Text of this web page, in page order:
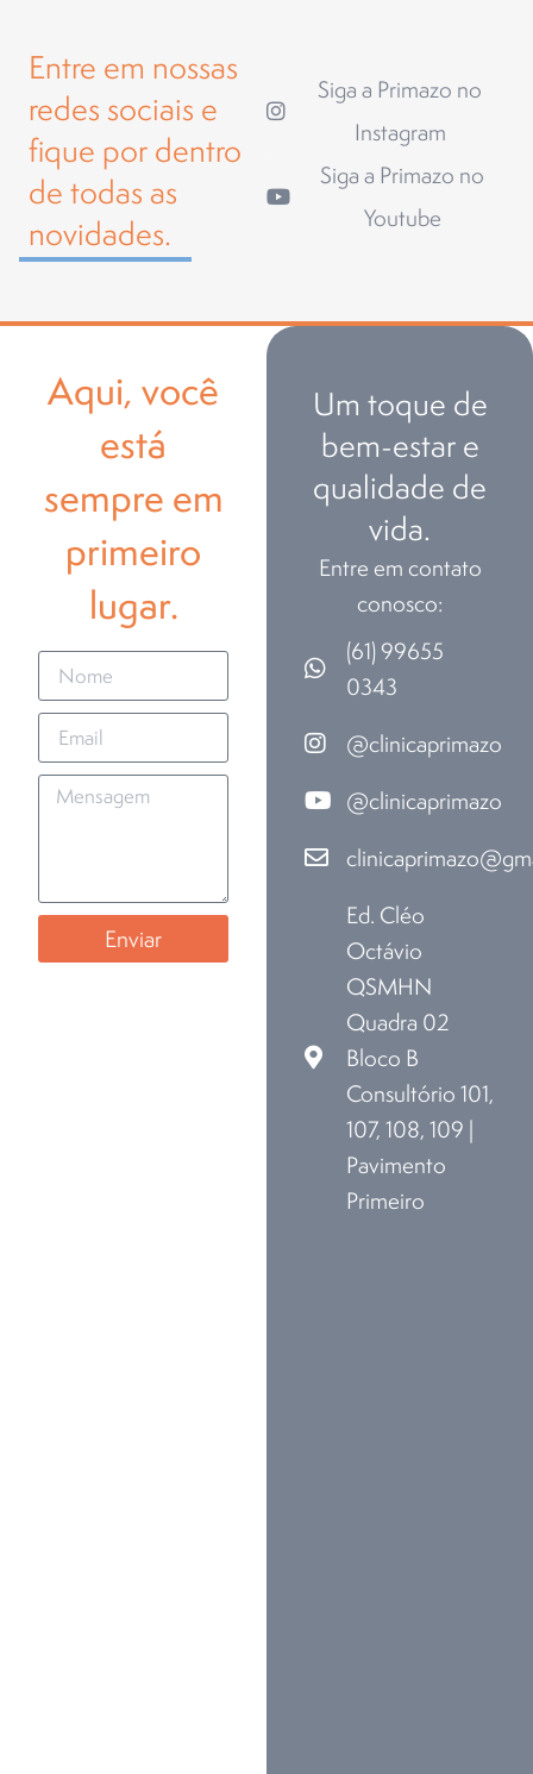
Entre em nossas
redes sociais e
fique por dentro
de todas as
novidades.
Siga a Primazo no
Instagram
Siga a Primazo no
Youtube
Aqui, você
está
sempre em
primeiro
lugar.
Enviar
Um toque de
bem-estar e
qualidade de
vida.
Entre em contato
conosco:
(61) 99655
0343
@clinicaprimazo
@clinicaprimazo
Ed. Cléo
Octávio
QSMHN
Quadra 02
Bloco B
Consultório 101,
107, 108, 109 |
Pavimento
Primeiro